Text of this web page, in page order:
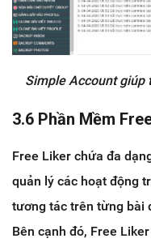
Simple Account giúp
3.6 Phần Mềm
Free Liker chứa đa
quản lý các hoạt động
tương tác trên từng bài
Bên cạnh đó, Free